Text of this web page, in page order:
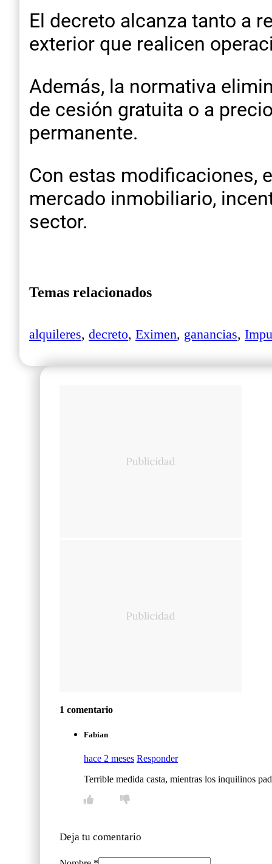
El decreto alcanza tanto a
exterior que realicen
Además, la normativa
de cesión gratuita o a
permanente.
Con estas modificaciones,
mercado inmobiliario,
sector.
Temas relacionados
alquileres, decreto, Eximen, ganancias,
1 comentario
Fabian
hace 2 meses Responder
Terrible medida casta, mientras los inquilinos
Deja tu comentario